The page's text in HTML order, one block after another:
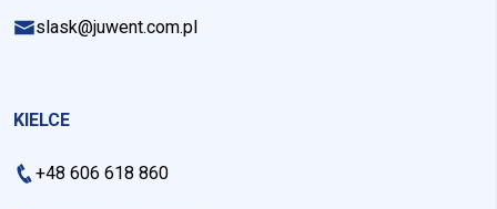
slask@juwent.com.pl
KIELCE
+48 606 618 860